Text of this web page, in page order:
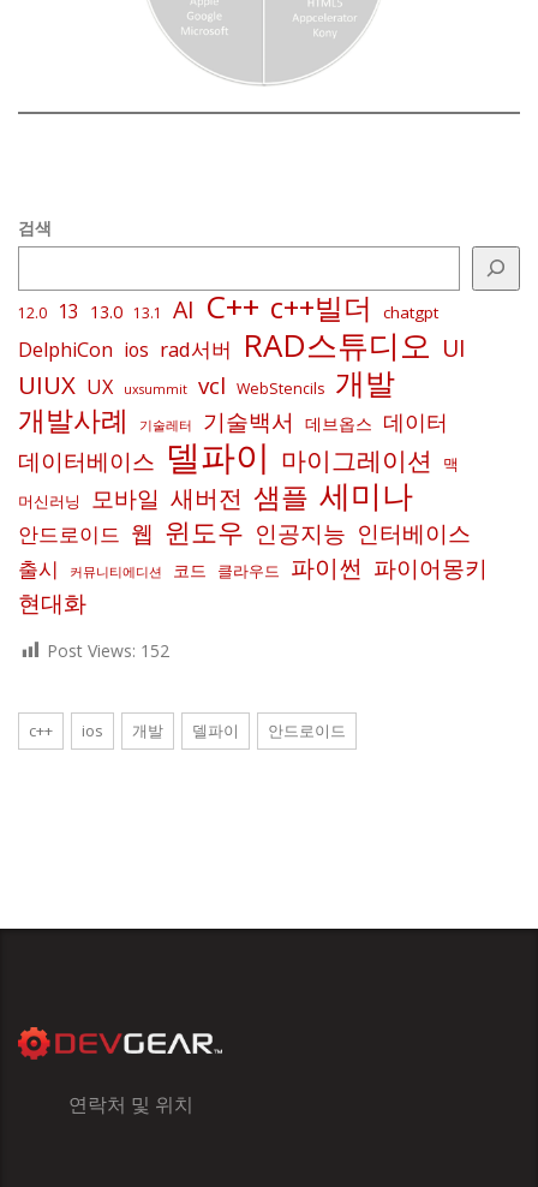
검색
12.0 13 13.0 13.1 AI C++ c++빌더 chatgpt
DelphiCon ios rad서버 RAD스튜디오 UI
UIUX UX uxsummit vcl WebStencils 개발
개발사례 기술레터 기술백서 데브옵스 데이터
데이터베이스 델파이 마이그레이션
맥
머신러닝
모바일 새버전 샘플 세미나
안드로이드 웹 윈도우 인공지능 인터베이스
출시 커뮤니티에디션 코드 클라우드 파이썬 파이어몽키
현대화
Post Views: 152
c++ ios 개발 델파이 안드로이드
연락처 및 위치